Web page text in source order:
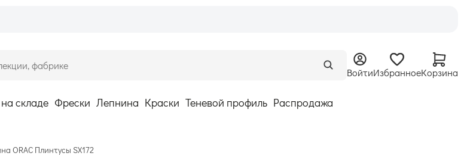
ВойтиИзбранноеКорзина
складе Фрески Лепнина Краски Теневой профиль Распродажа
ORAC Плинтусы SX172